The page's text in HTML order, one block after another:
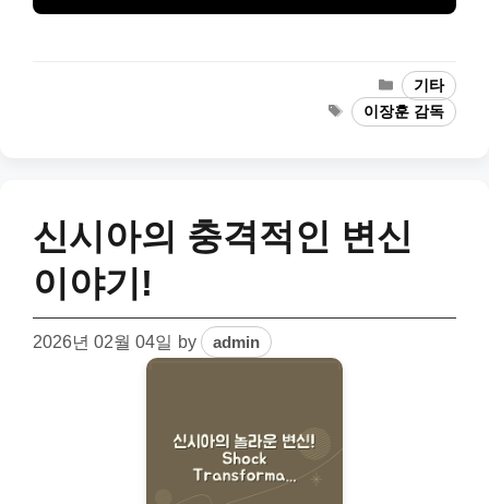
Categories
기타
Tags이장훈 감독
신시아의 충격적인 변신
이야기!
2026년 02월 04일 by admin